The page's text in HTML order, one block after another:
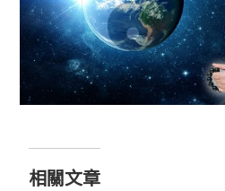
相關文章